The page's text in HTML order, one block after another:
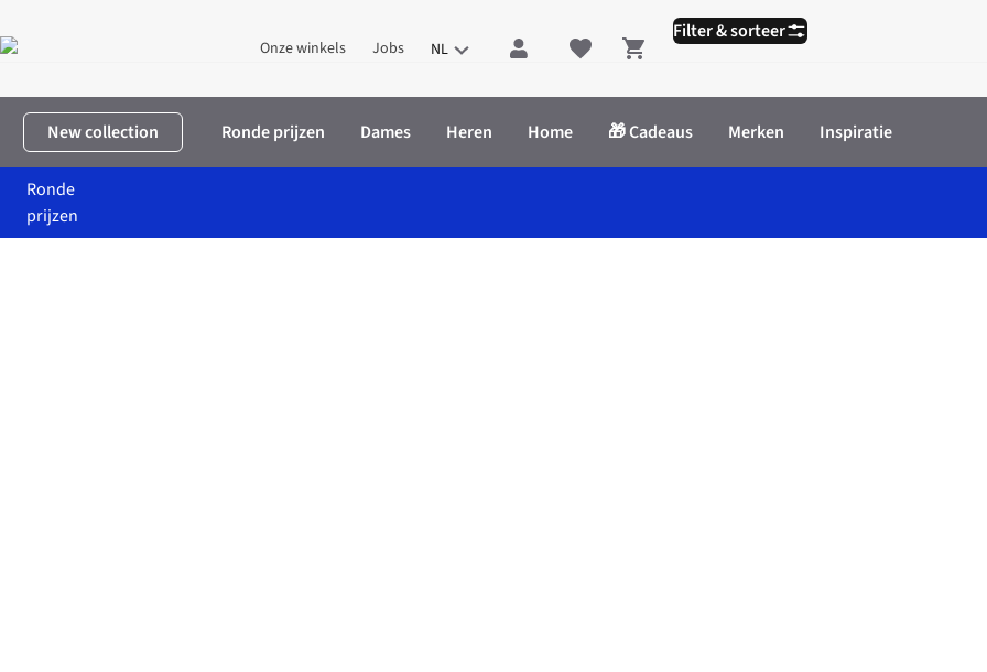
Onze winkels Jobs NL Shopping cart
New collection Ronde prijzen Dames Heren Home 🎁 Cadeaus Merken Inspiratie
Ronde
prijzen
Filter & sorteer